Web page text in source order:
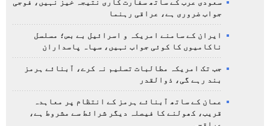
سعودی عرب کے ساتھ سفارت کاری نتیجہ خیز نہیں، فوجی
جواب ضروری ہے، عراقی رہنما
ایران کے سامنے امریکہ و اسرائیل بے بس؛ مسلسل
ناکامیوں کا کوئی جواب نہیں، سپاہ پاسداران
جب تک امریکہ مطالبات تسلیم نہ کرے، آبنائے ہرمز
بند رہے گی، ذوالقدر
عمان کے ساتھ آبنائے ہرمز کے انتظام پر معاہدہ
قریب، کھولنے کا فیصلہ دیگر شرائط سے مشروط ہے،